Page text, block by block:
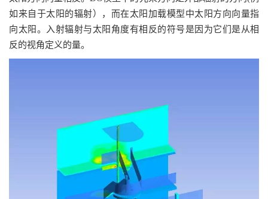
如来自于太阳的辐射），而在太阳加载模型中太阳方向向量指
向太阳。入射辐射与太阳角度有相反的符号是因为它们是从相
反的视角定义的量。